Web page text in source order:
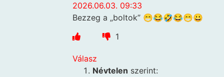
2026.06.03. 09:33
Bezzeg a „boltok” 😁😂🤣😂😁😀
1
Válasz
Névtelen szerint: